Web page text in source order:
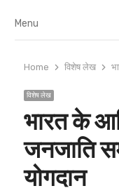
Menu
Menu
Home विशेष लेख
विशेष लेख
भारत के
जनजाति
योगदान